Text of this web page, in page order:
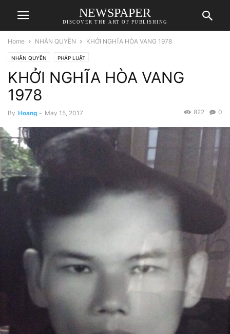
NEWSPAPER
DISCOVER THE ART OF PUBLISHING
Home NHÂN QUYỀN KHỞI NGHĨA HÒA VANG 1978
NHÂN QUYỀN PHÁP LUẬT
KHỞI NGHĨA HÒA VANG
1978
By Hoang - May 15, 2017 0
822